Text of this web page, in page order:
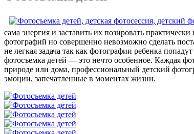
сама энергия и заставить их позировать
фотографий но совершенно невозможно сделать
не легкая задача так как фотографии ребенка
фотосъемка детей — это нечто особенное. Каждая
природе или дома, профессиональный детский
эмоции, запечатленные в моментах жизни.